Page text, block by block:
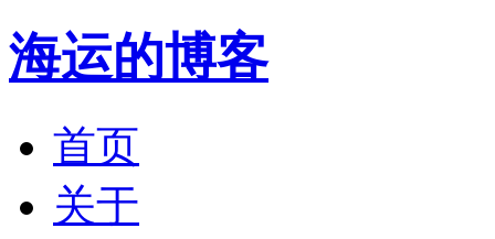
海运的博客
首页
关于